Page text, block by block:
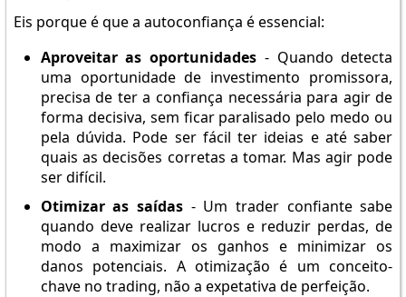
Eis porque é que a autoconfiança é essencial:
Aproveitar as oportunidades - Quando detecta
uma oportunidade de investimento promissora,
precisa de ter a confiança necessária para agir de
forma decisiva, sem ficar paralisado pelo medo ou
pela dúvida. Pode ser fácil ter ideias e até saber
quais as decisões corretas a tomar. Mas agir pode
ser difícil.
Otimizar as saídas - Um trader confiante sabe
quando deve realizar lucros e reduzir perdas, de
modo a maximizar os ganhos e minimizar os
danos potenciais. A otimização é um conceito-
chave no trading, não a expetativa de perfeição.